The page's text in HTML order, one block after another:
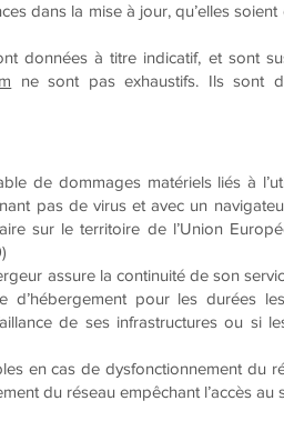
dans la mise à jour, qu’elles
données à titre indicatif, et sont
ne sont pas exhaustifs. Ils sont
de dommages matériels liés à
pas de virus et avec un
sur le territoire de l’Union
assure la continuité de son
d’hébergement pour les durées
de ses infrastructures ou si
en cas de dysfonctionnement du
du réseau empêchant l’accès au